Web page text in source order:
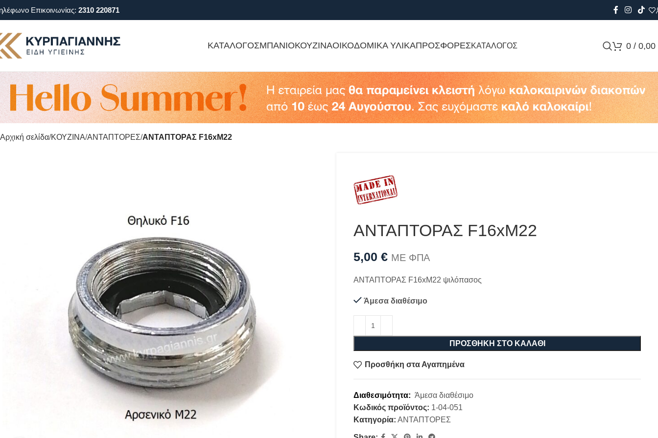
Επικοινωνίας: 2310 220871
ΚΑΤΑΛΟΓΟΣΜΠΑΝΙΟΚΟΥΖΙΝΑΟΙΚΟΔΟΜΙΚΑ ΥΛΙΚΑΠΡΟΣΦΟΡΕΣΚΑΤΑΛΟΓΟΣ 0 / 0,00
Αρχική σελίδα ΚΟΥΖΙΝΑ ΑΝΤΑΠΤΟΡΕΣ ΑΝΤΑΠΤΟΡΑΣ F16xM22
ΑΝΤΑΠΤΟΡΑΣ F16xM22
5,00 € ΜΕ ΦΠΑ
ΑΝΤΑΠΤΟΡΑΣ F16xM22 ψιλόπασος
Άμεσα διαθέσιμο
ΠΡΟΣΘΉΚΗ ΣΤΟ ΚΑΛΆΘΙ
Προσθήκη στα Αγαπημένα
Διαθεσιμότητα: Άμεσα διαθέσιμο
Κωδικός προϊόντος: 1-04-051
Κατηγορία: ΑΝΤΑΠΤΟΡΕΣ